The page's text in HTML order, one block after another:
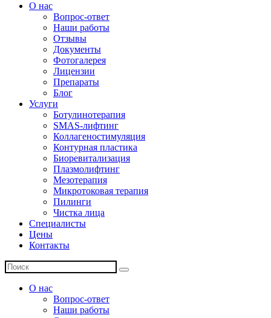
О нас
Вопрос-ответ
Наши работы
Отзывы
Документы
Фотогалерея
Лицензии
Препараты
Блог
Услуги
Ботулинотерапия
SMAS-лифтинг
Коллагеностимуляция
Контурная пластика
Биоревитализация
Плазмолифтинг
Мезотерапия
Микротоковая терапия
Пилинги
Чистка лица
Специалисты
Цены
Контакты
О нас
Вопрос-ответ
Наши работы